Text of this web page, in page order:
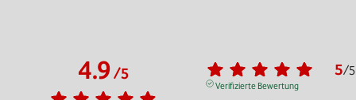
4.9/5 5/5
Verifizierte Bewertung